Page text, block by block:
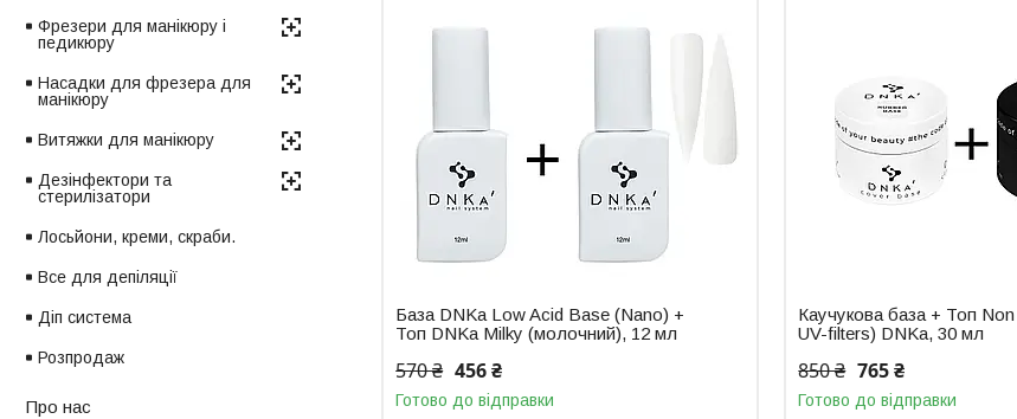
База DNKa Low Acid Base (Nano) +
Топ DNKa Milky (молочний), 12 мл
570 ₴ 456 ₴
Готово до відправки
Каучукова база + Топ
UV-filters) DNKa, 30 мл
850 ₴ 765 ₴
Готово до відправки
Фрезери для манікюру і
педикюру
Насадки для фрезера для
манікюру
Витяжки для манікюру
Дезінфектори та
стерилізатори
Лосьйони, креми, скраби.
Все для депіляції
Діп система
Розпродаж
Про нас